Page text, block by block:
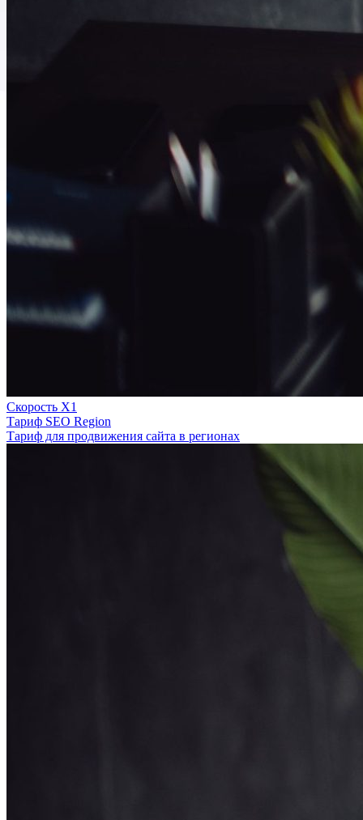
Скорость Х1
Тариф SEO Region
Тариф для продвижения сайта в регионах